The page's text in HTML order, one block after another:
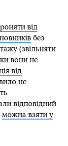
від
без
(звільняти
вони не
від
не
відповідний
можна взяти у